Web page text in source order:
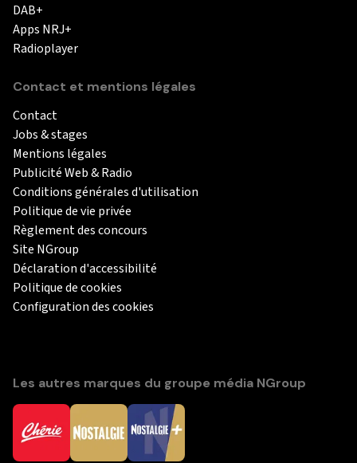
DAB+
Apps NRJ+
Radioplayer
Contact et mentions légales
Contact
Jobs & stages
Mentions légales
Publicité Web & Radio
Conditions générales d'utilisation
Politique de vie privée
Règlement des concours
Site NGroup
Déclaration d'accessibilité
Politique de cookies
Configuration des cookies
Les autres marques du groupe média NGroup